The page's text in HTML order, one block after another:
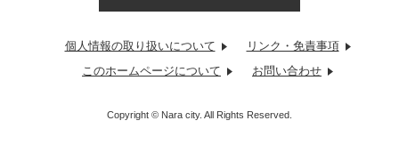
個人情報の取り扱いについて
リンク・免責事項
このホームページについて
お問い合わせ
Copyright © Nara city. All Rights Reserved.